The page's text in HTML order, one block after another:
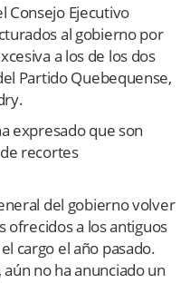
Consejo Ejecutivo
al gobierno por
a los de los dos
Partido Quebequense,
expresado que son
recortes
del gobierno volver
ofrecidos a los antiguos
cargo el año pasado.
no ha anunciado un